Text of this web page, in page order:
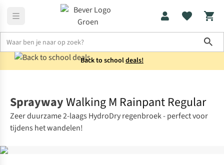
Back to schooldeals!
SpraywayWalking M Rainpant Regular
Zeer duurzame 2-laags HydroDry regenbroek - perfect voor
tijdens het wandelen!